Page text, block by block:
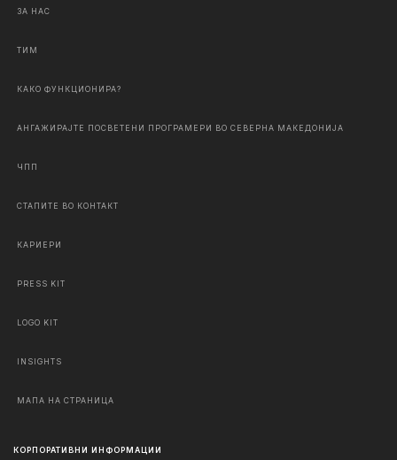
ЗА НАС
ТИМ
КАКО ФУНКЦИОНИРА?
АНГАЖИРАЈТЕ ПОСВЕТЕНИ ПРОГРАМЕРИ ВО СЕВЕРНА МАКЕДОНИЈА
ЧПП
СТАПИТЕ ВО КОНТАКТ
КАРИЕРИ
PRESS KIT
LOGO KIT
INSIGHTS
МАПА НА СТРАНИЦА
КОРПОРАТИВНИ ИНФОРМАЦИИ